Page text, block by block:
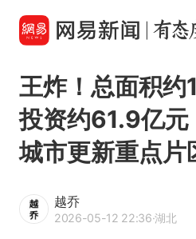
王炸！总面积约
投资约61.9亿元
城市更新重点片
越乔
2026-05-12 22:36·湖北